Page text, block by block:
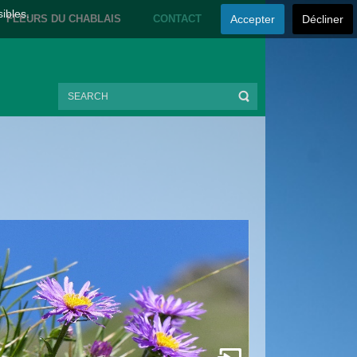
FLEURS DU CHABLAIS CONTACT Accepter Décliner